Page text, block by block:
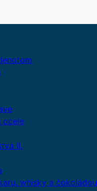
ocele
II.
whisky a čokoládou